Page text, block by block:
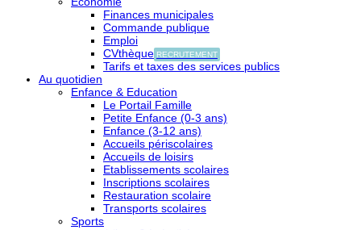
Finances municipales
Commande publique
Emploi
CVthèque RECRUTEMENT
Tarifs et taxes des services publics
Au quotidien
Enfance & Education
Le Portail Famille
Petite Enfance (0-3 ans)
Enfance (3-12 ans)
Accueils périscolaires
Accueils de loisirs
Etablissements scolaires
Inscriptions scolaires
Restauration scolaire
Transports scolaires
Sports